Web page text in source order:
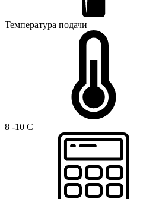
Температура подачи
8 -10 C